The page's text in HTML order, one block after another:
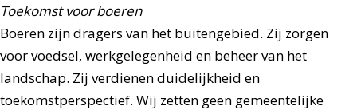
Toekomst voor boeren
Boeren zijn dragers van het buitengebied. Zij zorgen
voor voedsel, werkgelegenheid en beheer van het
landschap. Zij verdienen duidelijkheid en
toekomstperspectief. Wij zetten geen gemeentelijke